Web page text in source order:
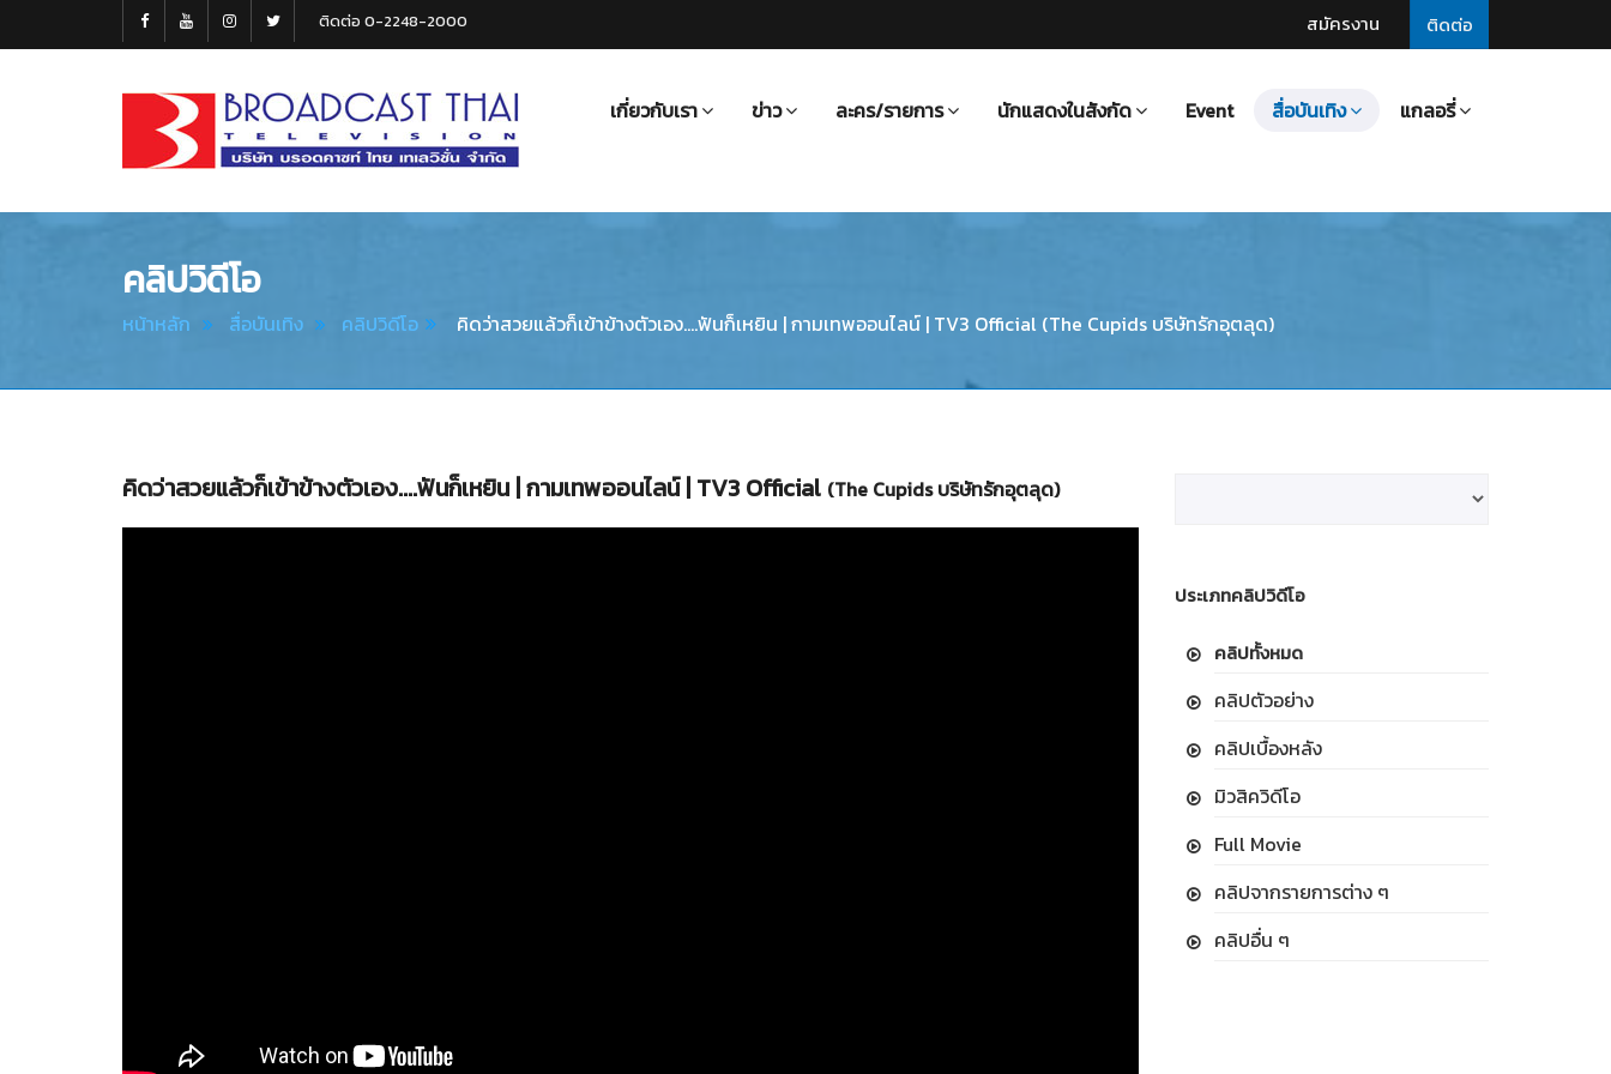
ติดต่อ
สมัครงาน
ติดต่อ 0-2248-2000
Thai
เกี่ยวกับเรา ข่าว ละคร/รายการ นักแสดงในสังกัด Event สื่อบันเทิง แกลอรี่
คลิปวิดีโอ
หน้าหลัก สื่อบันเทิง คลิปวิดีโอ คิดว่าสวยแล้วก็เข้าข้างตัวเอง....ฟันก็เหยิน | กามเทพออนไลน์ | TV3 Official (The Cupids บริษัทรักอุตลุด)
คิดว่าสวยแล้วก็เข้าข้างตัวเอง....ฟันก็เหยิน | กามเทพออนไลน์ | TV3 Official (The Cupids บริษัทรักอุตลุด)
ประเภทคลิปวิดีโอ
คลิปทั้งหมด
คลิปตัวอย่าง
คลิปเบื้องหลัง
มิวสิควิดีโอ
Full Movie
คลิปจากรายการต่าง ๆ
คลิปอื่น ๆ